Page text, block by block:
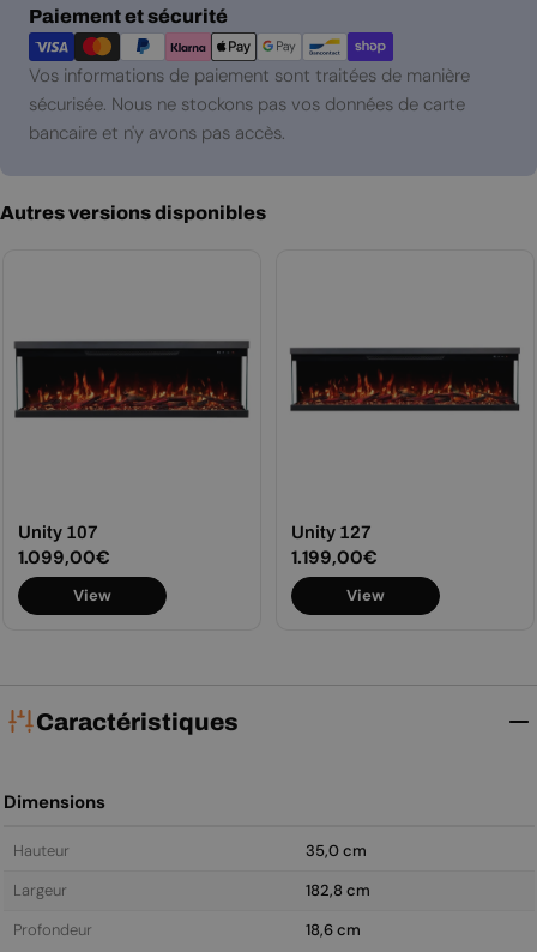
Paiement et sécurité
Modes
de
paiement
Vos informations de paiement sont traitées de manière
sécurisée. Nous ne stockons pas vos données de carte
bancaire et n'y avons pas accès.
Autres versions disponibles
Unity 107
Prix
régulier
1.099,00€
View
Unity 127
Prix
régulier
1.199,00€
View
Caractéristiques
Dimensions
Hauteur
35,0 cm
Largeur
182,8 cm
Profondeur
18,6 cm